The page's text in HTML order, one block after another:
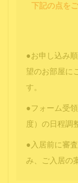
下記の点を
●お申し込み
望のお部屋に
す。
●フォーム受
度）の日程調
●入居前に審
み、ご入居の